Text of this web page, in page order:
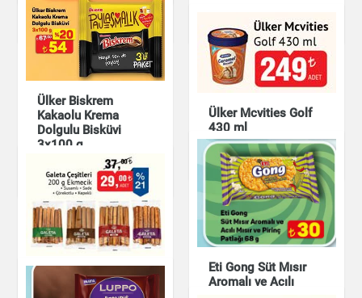
Çikolata & Bisküvi &
Kuruyemiş
Çikolata & Bisküvi &
Kuruyemiş
Ülker Biskrem
Kakaolu Krema
Dolgulu Bisküvi
3x100 g
Çikolata & Bisküvi &
Kuruyemiş
Ülker Mcvities Golf
430 ml
Çikolata & Bisküvi &
Kuruyemiş
Eti Gong Süt Mısır
Aromalı ve Acılı
Galeta Çeşitleri